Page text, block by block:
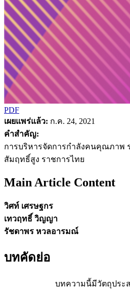
PDF
เผยแพร่แล้ว: ก.ค. 24, 2021
คำสำคัญ:
การบริหารจัดการกำลังคนคุณภาพ
สัมฤทธิ์สูง ราชการไทย
Main Article Content
วิศท์ เศรษฐกร
เทวฤทธิ์ วิญญา
รัชดาพร หวลอารมณ์
บทคัดย่อ
บทความนี้มีวัตถุประ